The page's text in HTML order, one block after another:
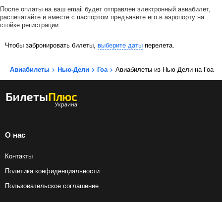
После оплаты на ваш email будет отправлен электронный авиабилет,
распечатайте и вместе с паспортом предъявите его в аэропорту на
стойке регистрации.
Чтобы забронировать билеты, выберите даты перелета.
Авиабилеты Нью-Дели Гоа Авиабилеты из Нью-Дели на Гоа
О нас
Контакты
Политика конфиденциальности
Пользовательское соглашение